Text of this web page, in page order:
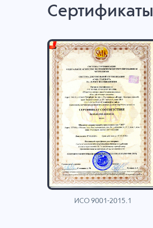
Сертификаты
ИСО 9001-2015.1